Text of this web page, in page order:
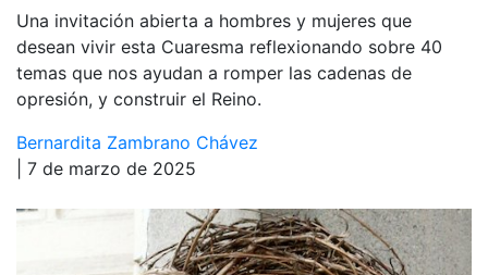
Una invitación abierta a hombres y mujeres que
desean vivir esta Cuaresma reflexionando sobre 40
temas que nos ayudan a romper las cadenas de
opresión, y construir el Reino.
Bernardita Zambrano Chávez
| 7 de marzo de 2025